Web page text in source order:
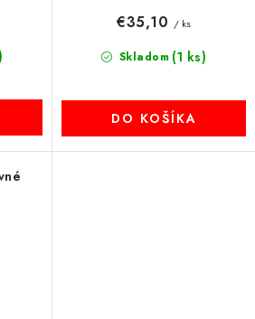
Skladom (1 ks)
€35,10 / ks
DO KOŠÍKA